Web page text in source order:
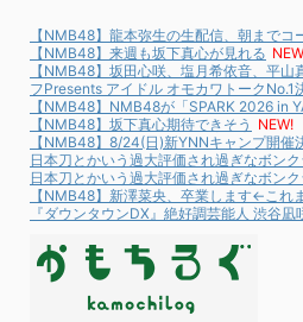
【NMB48】龍本弥生の生配信、朝までコ
【NMB48】来週も坂下真心が見れる
【NMB48】坂田心咲、塩月希依音、平
フPresents アイドル オモカワトークNo.1
【NMB48】NMB48が「SPARK 2026 in
【NMB48】坂下真心期待できそう NEW!
【NMB48】8/24(日)新YNNキャンプ開催
日本刀とかいう過大評価され過ぎなボン
日本刀とかいう過大評価され過ぎなボン
【NMB48】新澤菜央、卒業します←これ
『ダウンタウンDX』絶好調芸能人 渋谷凪